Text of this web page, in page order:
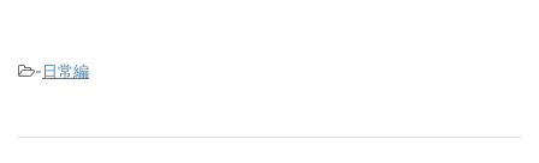
-日常編